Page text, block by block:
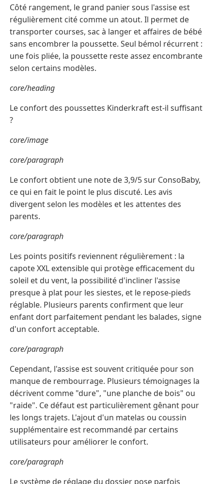
Côté rangement, le grand panier sous l'assise est
régulièrement cité comme un atout. Il permet de
transporter courses, sac à langer et affaires de bébé
sans encombrer la poussette. Seul bémol récurrent :
une fois pliée, la poussette reste assez encombrante
selon certains modèles.
core/heading
Le confort des poussettes Kinderkraft est-il suffisant
?
core/image
core/paragraph
Le confort obtient une note de 3,9/5 sur ConsoBaby,
ce qui en fait le point le plus discuté. Les avis
divergent selon les modèles et les attentes des
parents.
core/paragraph
Les points positifs reviennent régulièrement : la
capote XXL extensible qui protège efficacement du
soleil et du vent, la possibilité d'incliner l'assise
presque à plat pour les siestes, et le repose-pieds
réglable. Plusieurs parents confirment que leur
enfant dort parfaitement pendant les balades, signe
d'un confort acceptable.
core/paragraph
Cependant, l'assise est souvent critiquée pour son
manque de rembourrage. Plusieurs témoignages la
décrivent comme "dure", "une planche de bois" ou
"raide". Ce défaut est particulièrement gênant pour
les longs trajets. L'ajout d'un matelas ou coussin
supplémentaire est recommandé par certains
utilisateurs pour améliorer le confort.
core/paragraph
Le système de réglage du dossier pose parfois